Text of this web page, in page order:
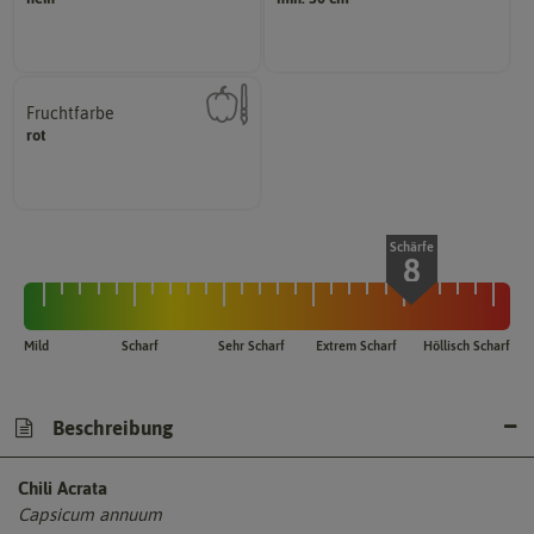
Fruchtfarbe
rot
sie nach dem Reifungsprozess
hat.
Schärfe
8
Mild Scharf Sehr Scharf Extrem Scharf Höllisch Scharf
Beschreibung
Chili Acrata
Capsicum annuum